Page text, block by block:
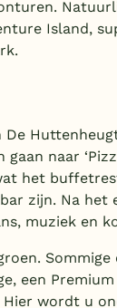
Island,
naar
het
zijn. Na
muziek en
een Premium
wordt u